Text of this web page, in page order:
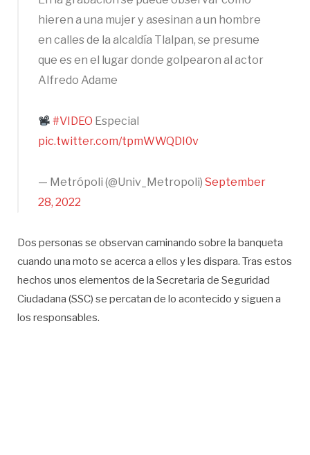
hieren a una mujer y asesinan a un hombre
en calles de la alcaldía Tlalpan, se presume
que es en el lugar donde golpearon al actor
Alfredo Adame
#VIDEO Especial
pic.twitter.com/tpmWWQDI0v
— Metrópoli (@Univ_Metropoli) September
28, 2022
Dos personas se observan caminando sobre la banqueta
cuando una moto se acerca a ellos y les dispara. Tras estos
hechos unos elementos de la Secretaria de Seguridad
Ciudadana (SSC) se percatan de lo acontecido y siguen a
los responsables.